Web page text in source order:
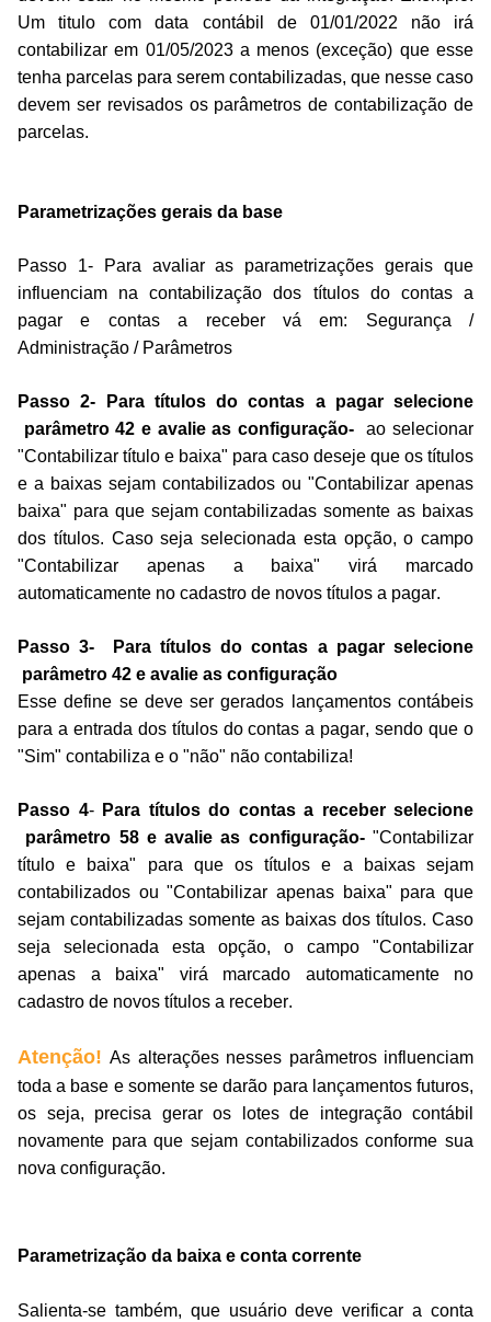
Um titulo com data contábil de 01/01/2022 não irá
contabilizar em 01/05/2023 a menos (exceção) que esse
tenha parcelas para serem contabilizadas, que nesse caso
devem ser revisados os parâmetros de contabilização de
parcelas.
Parametrizações gerais da base
Passo 1- Para avaliar as parametrizações gerais que
influenciam na contabilização dos títulos do contas a
pagar e contas a receber vá em: Segurança /
Administração / Parâmetros
Passo 2- Para títulosdo contas a pagar selecione
parâmetro 42 e avalie as configuração- ao selecionar
"Contabilizar título e baixa" para caso deseje que os títulos
e a baixas sejam contabilizados ou "Contabilizar apenas
baixa" para que sejam contabilizadas somente as baixas
dos títulos. Caso seja selecionada esta opção, o campo
"Contabilizar apenas a baixa" virá marcado
automaticamente no cadastro de novos títulos a pagar.
Passo 3- Para títulosdo contas a pagar selecione
parâmetro 42 e avalie as configuração
Esse define se deve ser gerados lançamentos contábeis
para a entrada dos títulos do contas a pagar, sendo que o
"Sim" contabiliza e o "não" não contabiliza!
Passo 4- Para títulos do contas a receber selecione
parâmetro 58 e avalie as configuração-"Contabilizar
título e baixa" para que os títulos e a baixas sejam
contabilizados ou "Contabilizar apenas baixa" para que
sejam contabilizadas somente as baixas dos títulos. Caso
seja selecionada esta opção, o campo "Contabilizar
apenas a baixa" virá marcado automaticamente no
cadastro de novos títulos a receber.
Atenção!As alterações nesses parâmetros influenciam
toda a base e somente se darão para lançamentos futuros,
os seja, precisa gerar os lotes de integração contábil
novamente para que sejam contabilizados conforme sua
nova configuração.
Parametrização da baixa e conta corrente
Salienta-se também, que usuário deve verificar a conta